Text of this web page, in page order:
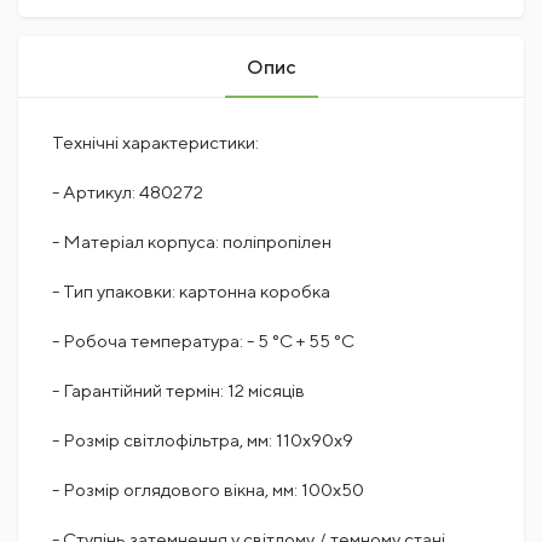
Опис
Технічні характеристики:
- Артикул: 480272
- Матеріал корпуса: поліпропілен
- Тип упаковки: картонна коробка
- Робоча температура: - 5 °С + 55 °С
- Гарантійний термін: 12 місяців
- Розмір світлофільтра, мм: 110х90х9
- Розмір оглядового вікна, мм: 100х50